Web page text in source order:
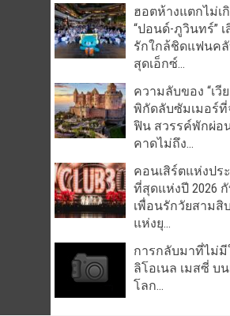
ฮอตห้างแตกไม่เ
“ปอนด์-ภูวินทร์”
รักใกล้ชิดแฟนค
สุดเอ็กซ์...
ความลับของ “เวี
พิกัดลับซัมเมอร์
ฟิน สวรรค์พักผ่อ
คาดไม่ถึง...
คอนเสิร์ตแห่งปร
ที่สุดแห่งปี 2026
เพื่อนรักวัยสามสิ
แห่งยุ...
การกลับมาที่ไม่มี
ลิโอเนล เมสซี่ บ
โลก...